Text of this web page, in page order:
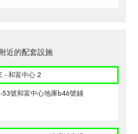
近的配套設施
- 和富中心 2
53號和富中心地庫b46號鋪